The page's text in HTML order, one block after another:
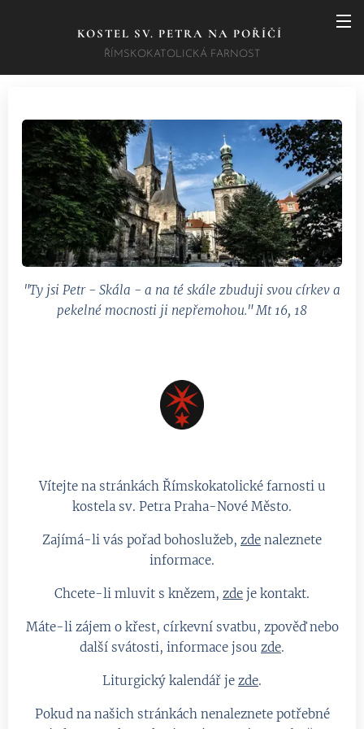
KOSTEL SV. PETRA NA POŘÍČÍ
ŘÍMSKOKATOLICKÁ FARNOST
"Ty jsi Petr - Skála - a na té skále zbuduji svou církev a
pekelné mocnosti ji nepřemohou." Mt 16, 18
Vítejte na stránkách Římskokatolické farnosti u
kostela sv. Petra Praha-Nové Město.
Zajímá-li vás pořad bohoslužeb, zde naleznete
informace.
Chcete-li mluvit s knězem, zde je kontakt.
Máte-li zájem o křest, církevní svatbu, zpověď nebo
další svátosti, informace jsou zde.
Liturgický kalendář je zde.
Pokud na našich stránkách nenaleznete potřebné